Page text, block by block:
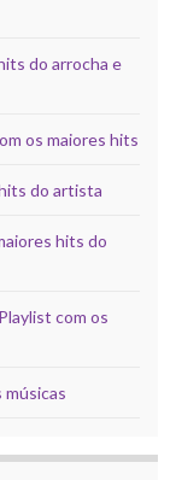
do arrocha e
os maiores hits
do artista
hits do
com os
músicas